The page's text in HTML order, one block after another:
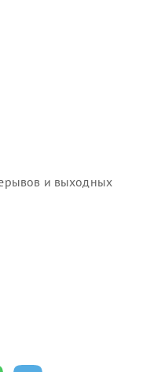
и выходных